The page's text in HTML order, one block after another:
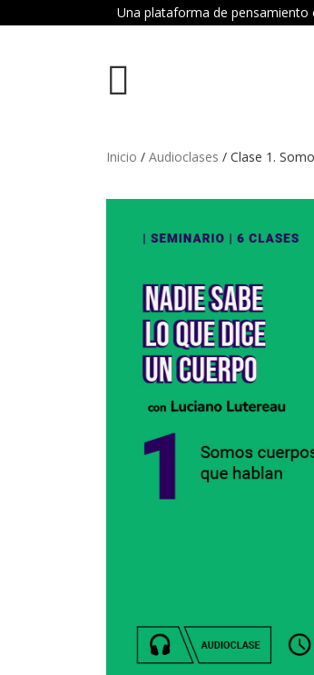
Una plataforma de
Inicio / Audioclases / Clase 1.